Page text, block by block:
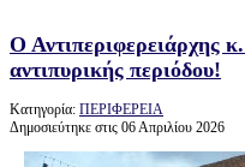
Ο Αντιπεριφερειάρχης
αντιπυρικής περιόδου!
Κατηγορία: ΠΕΡΙΦΕΡΕΙΑ
Δημοσιεύτηκε στις 06 Απριλίου 2026